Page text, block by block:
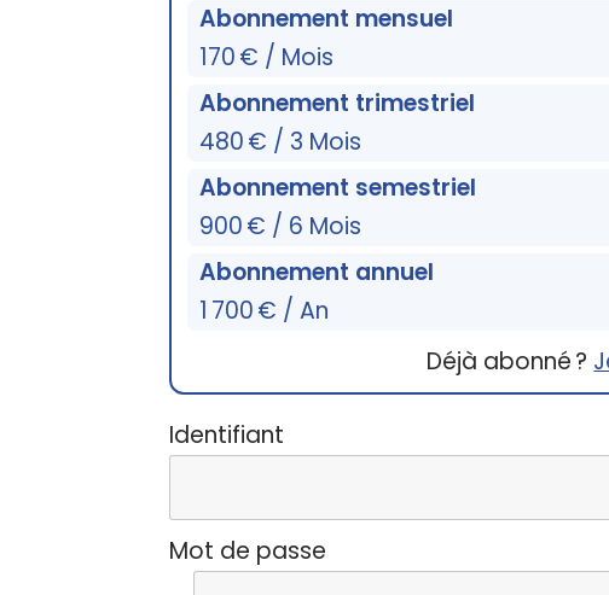
Abonnement mensuel
170 € / Mois
Abonnement trimestriel
480 € / 3 Mois
Abonnement semestriel
900 € / 6 Mois
Abonnement annuel
1 700 € / An
Déjà abonné ?
Identifiant
Mot de passe